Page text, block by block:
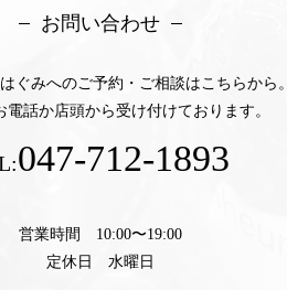
お問い合わせ
ぐみへのご予約・ご相談はこちらから。
電話か店頭から受け付けております。
047-712-1893
営業時間 10:00〜19:00
定休日 水曜日